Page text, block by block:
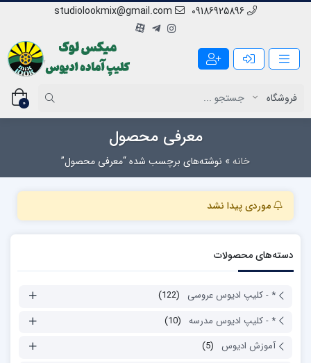
09186925896
studiolookmix@gmail.com
0
معرفی محصول
خانه» نوشته‌های برچسب شده “معرفی محصول”
موردی پیدا نشد
دسته‌های محصولات
* - کلیپ ادیوس عروسی
(122)
* - کلیپ ادیوس مدرسه (10)
آموزش ادیوس
(5)